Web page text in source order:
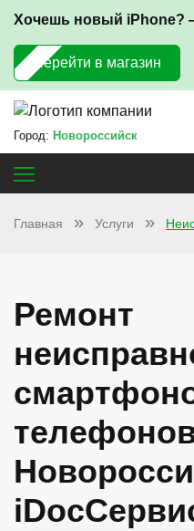
Хочешь новый iPhone?
Перейти в магазин
Город: Новороссийск
Главная Услуги
Ремонт